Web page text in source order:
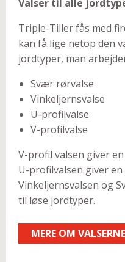
Valser til alle
Triple-Tiller fås med
kan få lige netop den
jordtyper, man
Svær rørvalse
Vinkeljernsvalse
U-profilvalse
V-profilvalse
V-profil valsen giver
U-profilvalsen giver
Vinkeljernsvalsen og
til løse jordtyper.
MERE OM